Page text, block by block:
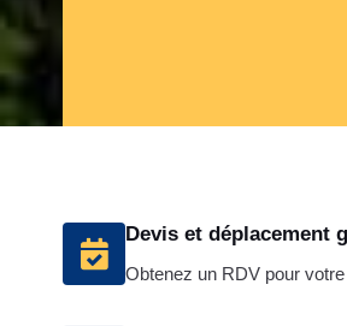
Devis et déplacement
Obtenez un RDV pour